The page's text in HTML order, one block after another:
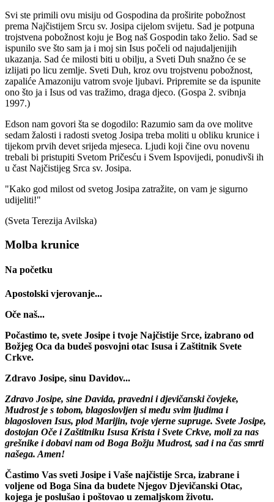
Svi ste primili ovu misiju od Gospodina da proširite pobožnost
prema Najčistijem Srcu sv. Josipa cijelom svijetu. Sad je potpuna
trojstvena pobožnost koju je Bog naš Gospodin tako želio. Sad se
ispunilo sve što sam ja i moj sin Isus počeli od najudaljenijih
ukazanja. Sad će milosti biti u obilju, a Sveti Duh snažno će se
izlijati po licu zemlje. Sveti Duh, kroz ovu trojstvenu pobožnost,
zapaliće Amazoniju vatrom svoje ljubavi. Pripremite se da ispunite
ono što ja i Isus od vas tražimo, draga djeco. (Gospa 2. svibnja
1997.)
Edson nam govori šta se dogodilo: Razumio sam da ove molitve
sedam žalosti i radosti svetog Josipa treba moliti u obliku krunice i
tijekom prvih devet srijeda mjeseca. Ljudi koji čine ovu novenu
trebali bi pristupiti Svetom Pričesću i Svem Ispovijedi, ponudivši ih
u čast Najčistijeg Srca sv. Josipa.
"Kako god milost od svetog Josipa zatražite, on vam je sigurno
udijeliti!"
(Sveta Terezija Avilska)
Molba krunice
Na početku
Apostolski vjerovanje...
Oče naš...
Počastimo te, svete Josipe i tvoje Najčistije Srce, izabrano od
Božjeg Oca da budeš posvojni otac Isusa i Zaštitnik Svete
Crkve.
Zdravo Josipe, sinu Davidov...
Zdravo Josipe, sine Davida, pravedni i djevičanski čovjeke,
Mudrost je s tobom, blagoslovljen si među svim ljudima i
blagosloven Isus, plod Marijin, tvoje vjerne supruge. Svete Josipe,
dostojan Oče i Zaštitniku Isusa Krista i Svete Crkve, moli za nas
grešnike i dobavi nam od Boga Božju Mudrost, sad i na čas smrti
našega. Amen!
Častimo Vas sveti Josipe i Vaše najčistije Srca, izabrane i
voljene od Boga Sina da budete Njegov Djevičanski Otac,
kojega je poslušao i poštovao u zemaljskom životu.